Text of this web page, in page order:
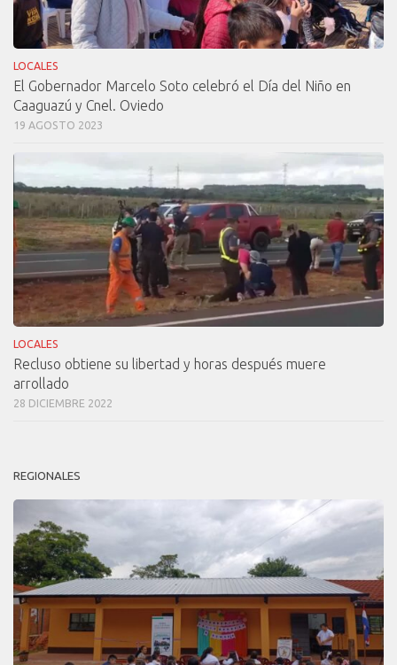
LOCALES
El Gobernador Marcelo Soto celebró el Día del Niño en
Caaguazú y Cnel. Oviedo
19 AGOSTO 2023
LOCALES
Recluso obtiene su libertad y horas después muere
arrollado
28 DICIEMBRE 2022
REGIONALES